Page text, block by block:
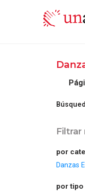
por
Danzas
por tipo